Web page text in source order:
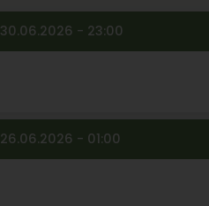
30.06.2026 - 23:00
26.06.2026 - 01:00